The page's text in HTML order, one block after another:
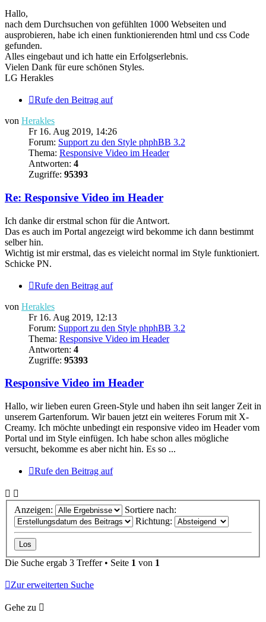
Hallo,
nach dem Durchsuchen von gefühlten 1000 Webseiten und
ausprobieren, habe ich einen funktionierenden html und css Code
gefunden.
Alles eingebaut und ich hatte ein Erfolgserlebnis.
Vielen Dank für eure schönen Styles.
LG Herakles
Rufe den Beitrag auf
von Herakles
Fr 16. Aug 2019, 14:26
Forum: Support zu den Style phphBB 3.2
Thema: Responsive Video im Header
Antworten: 4
Zugriffe: 95393
Re: Responsive Video im Header
Ich danke dir erstmal schon für die Antwort.
Das es auch im Portal angezeigt wird bekomme ich dann bestimmt
selber hin.
Wichtig ist mir erstmal, das es vieleicht normal im Style funktioniert.
Schicke PN.
Rufe den Beitrag auf
von Herakles
Fr 16. Aug 2019, 12:13
Forum: Support zu den Style phphBB 3.2
Thema: Responsive Video im Header
Antworten: 4
Zugriffe: 95393
Responsive Video im Header
Hallo, wir lieben euren Green-Style und haben ihn seit langer Zeit in
unserem Gartenforum. Wir bauen jetzt ein weiteres Forum mit X-
Creamy. Ich möchte unbedingt ein responsive video im Header vom
Portal und im Style einfügen. Ich habe schon alles mögliche
versucht, bekomme es aber nicht hin. Es so ...
Rufe den Beitrag auf
Anzeigen:
Sortiere nach:
Richtung:
Die Suche ergab 3 Treffer • Seite 1 von 1
Zur erweiterten Suche
Gehe zu